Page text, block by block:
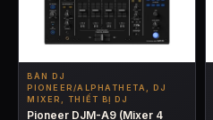
BÀN DJ
PIONEER/ALPHATHETA, DJ
MIXER, THIẾT BỊ DJ
Pioneer DJM-A9 (Mixer 4